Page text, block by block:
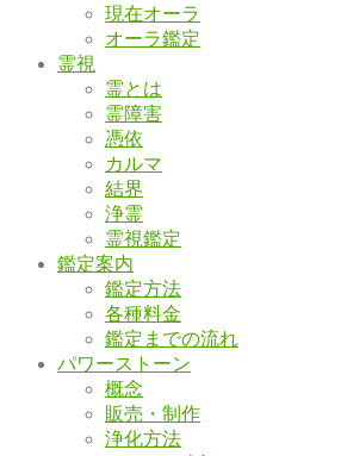
現在オーラ
オーラ鑑定
霊視
霊とは
霊障害
憑依
カルマ
結界
浄霊
霊視鑑定
鑑定案内
鑑定方法
各種料金
鑑定までの流れ
パワーストーン
概念
販売・制作
浄化方法